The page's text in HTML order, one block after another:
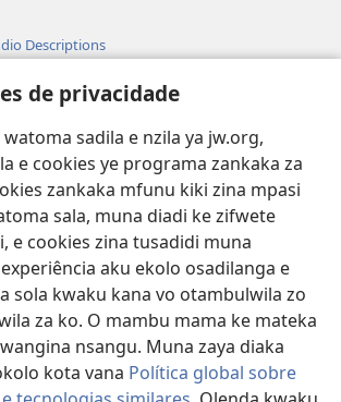
de privacidade
sadila e nzila ya jw.org,
e cookies ye programa zankaka za
zankaka mfunu kiki zina mpasi
sala, muna diadi ke zifwete
e cookies zina tusadidi muna
aku ekolo osadilanga e
sola kwaku kana vo otambulwila zo
za ko. O mambu mama ke mateka
nsangu. Muna zaya diaka
kota vana Política global sobre
Descriptions
mia Mbangi za Yave mu Internete™
®